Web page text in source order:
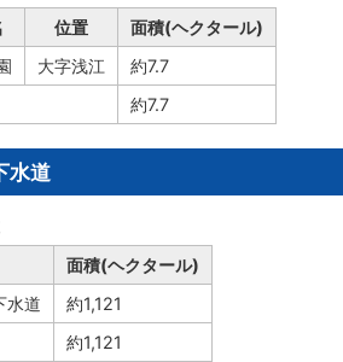
位置
面積(ヘクタール)
大字浅江
約7.7
約7.7
水道
面積(ヘクタール)
水道
約1,121
約1,121